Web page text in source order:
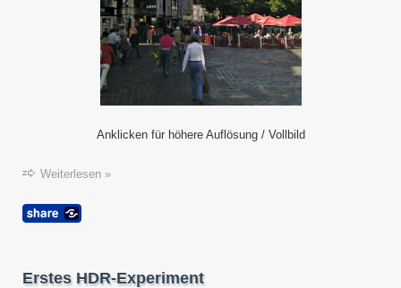
Anklicken für höhere Auflösung / Vollbild
Weiterlesen »
Erstes HDR-Experiment